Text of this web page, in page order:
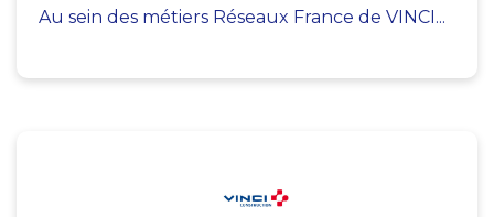
Au sein des métiers Réseaux France de VINCI...